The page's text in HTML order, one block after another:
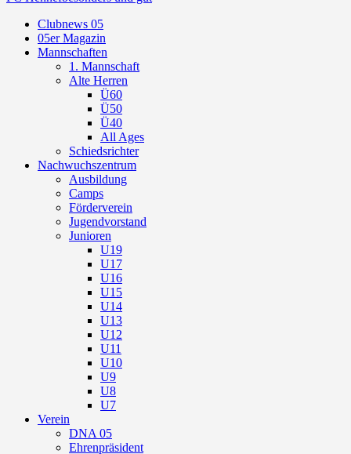
Clubnews 05
05er Magazin
Mannschaften
1. Mannschaft
Alte Herren
Ü60
Ü50
Ü40
All Ages
Schiedsrichter
Nachwuchszentrum
Ausbildung
Camps
Förderverein
Jugendvorstand
Junioren
U19
U17
U16
U15
U14
U13
U12
U11
U10
U9
U8
U7
Verein
DNA 05
Ehrenpräsident